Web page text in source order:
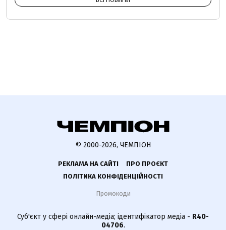
© 2000-2026, ЧЕМПІОН
РЕКЛАМА НА САЙТІ
ПРО ПРОЄКТ
ПОЛІТИКА КОНФІДЕНЦІЙНОСТІ
Промокоди
Суб'єкт у сфері онлайн-медіа; ідентифікатор медіа - R40-
04706.